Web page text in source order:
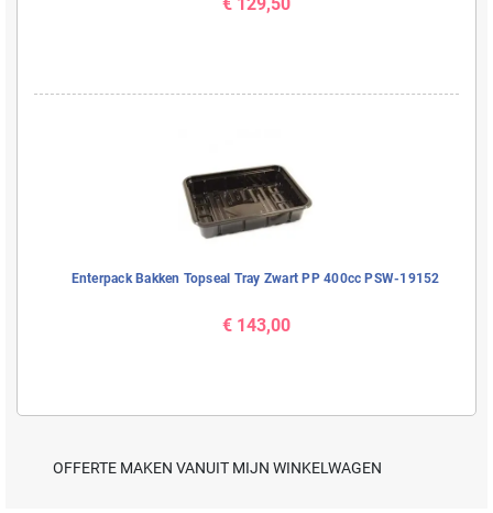
Enterpack Bakken Topseal Tray Zwart PP 400cc PSW-19152
€ 143,00
OFFERTE MAKEN VANUIT MIJN WINKELWAGEN